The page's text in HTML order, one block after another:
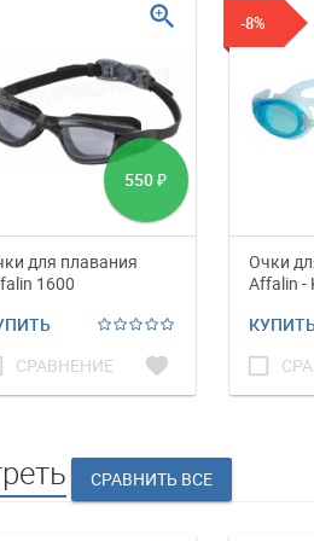
550 ₽
для плавания
1600
СРАВНЕНИЕ favorite
zoom_in -8%
Очки
Affalin -
check_box_outline_blank